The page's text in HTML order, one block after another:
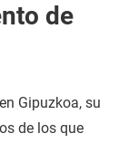
de
Gipuzkoa, su
de los que